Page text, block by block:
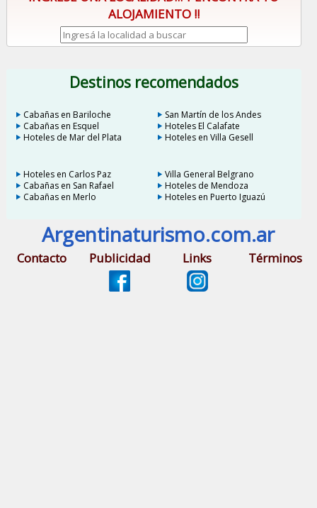
ALOJAMIENTO !!
Destinos recomendados
Cabañas en Bariloche
San Martín de los Andes
Cabañas en Esquel
Hoteles El Calafate
Hoteles de Mar del Plata
Hoteles en Villa Gesell
Hoteles en Carlos Paz
Villa General Belgrano
Cabañas en San Rafael
Hoteles de Mendoza
Cabañas en Merlo
Hoteles en Puerto Iguazú
Argentinaturismo.com.ar
Contacto Publicidad Links Términos